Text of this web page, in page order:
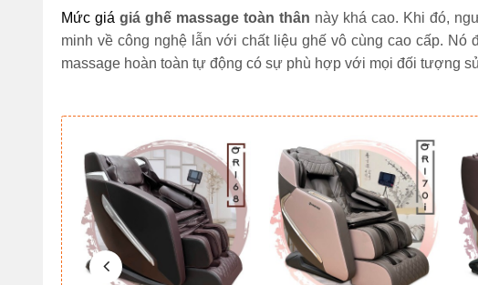
Mức giá giá ghế massage toàn thân này khá cao. Khi đó,
minh về công nghệ lẫn với chất liệu ghế vô cùng cao cấp.
massage hoàn toàn tự động có sự phù hợp với mọi đối tượng